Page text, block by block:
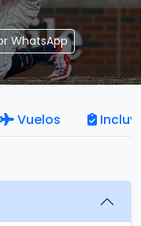
WhatsApp
Vuelos